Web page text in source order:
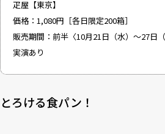
疋屋【東京】
価格：1,080円［各日限定200箱］
販売期間：前半〈10月21日（水）～27日
実演あり
とろける食パン！